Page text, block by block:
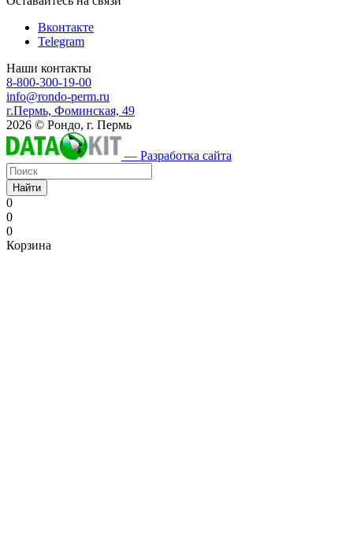
Вконтакте
Telegram
Наши контакты
8-800-300-19-00
info@rondo-perm.ru
г.Пермь, Фоминская, 49
2026 © Рондо, г. Пермь
— Разработка сайта
Найти
0
0
0
Корзина